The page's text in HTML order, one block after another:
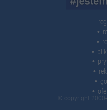
© copyright